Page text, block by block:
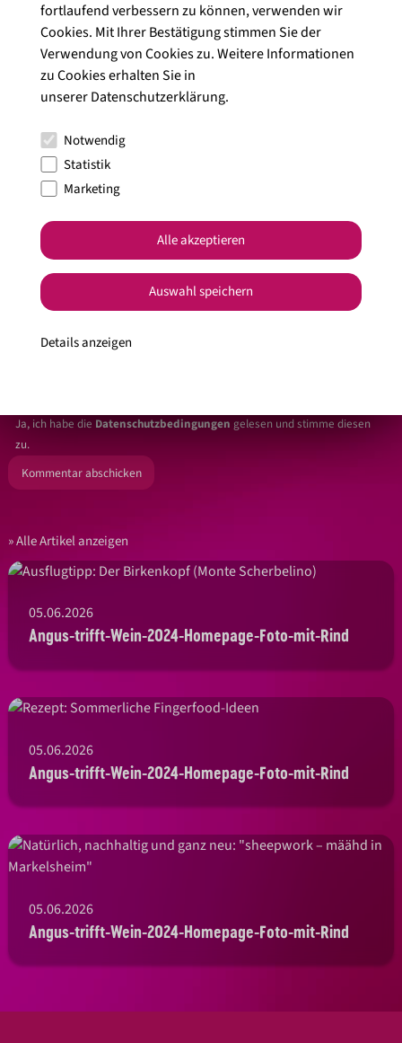
Name*
E-Mail-Adresse*
Kommentar
Ja, ich habe die Datenschutzbedingungen gelesen und stimme diesen
zu.
Alle Artikel anzeigen
05.06.2026
Angus-trifft-Wein-2024-Homepage-Foto-mit-Rind
05.06.2026
Angus-trifft-Wein-2024-Homepage-Foto-mit-Rind
05.06.2026
Angus-trifft-Wein-2024-Homepage-Foto-mit-Rind
fortlaufend verbessern zu können, verwenden wir
Cookies. Mit Ihrer Bestätigung stimmen Sie der
Verwendung von Cookies zu. Weitere Informationen
zu Cookies erhalten Sie in
unsererDatenschutzerklärung.
Notwendig
Statistik
Marketing
Details anzeigen
Auswahl speichern
Alle akzeptieren